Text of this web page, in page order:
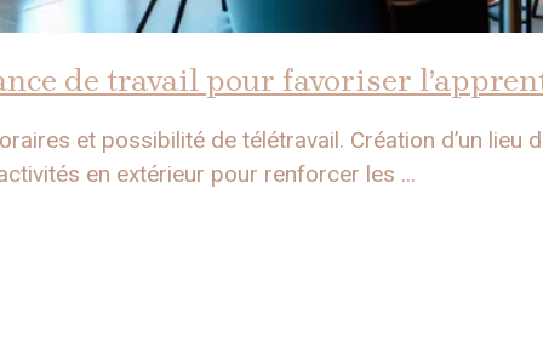
de travail pour favoriser
et possibilité de télétravail. Création d’un lieu
en extérieur pour renforcer les ...